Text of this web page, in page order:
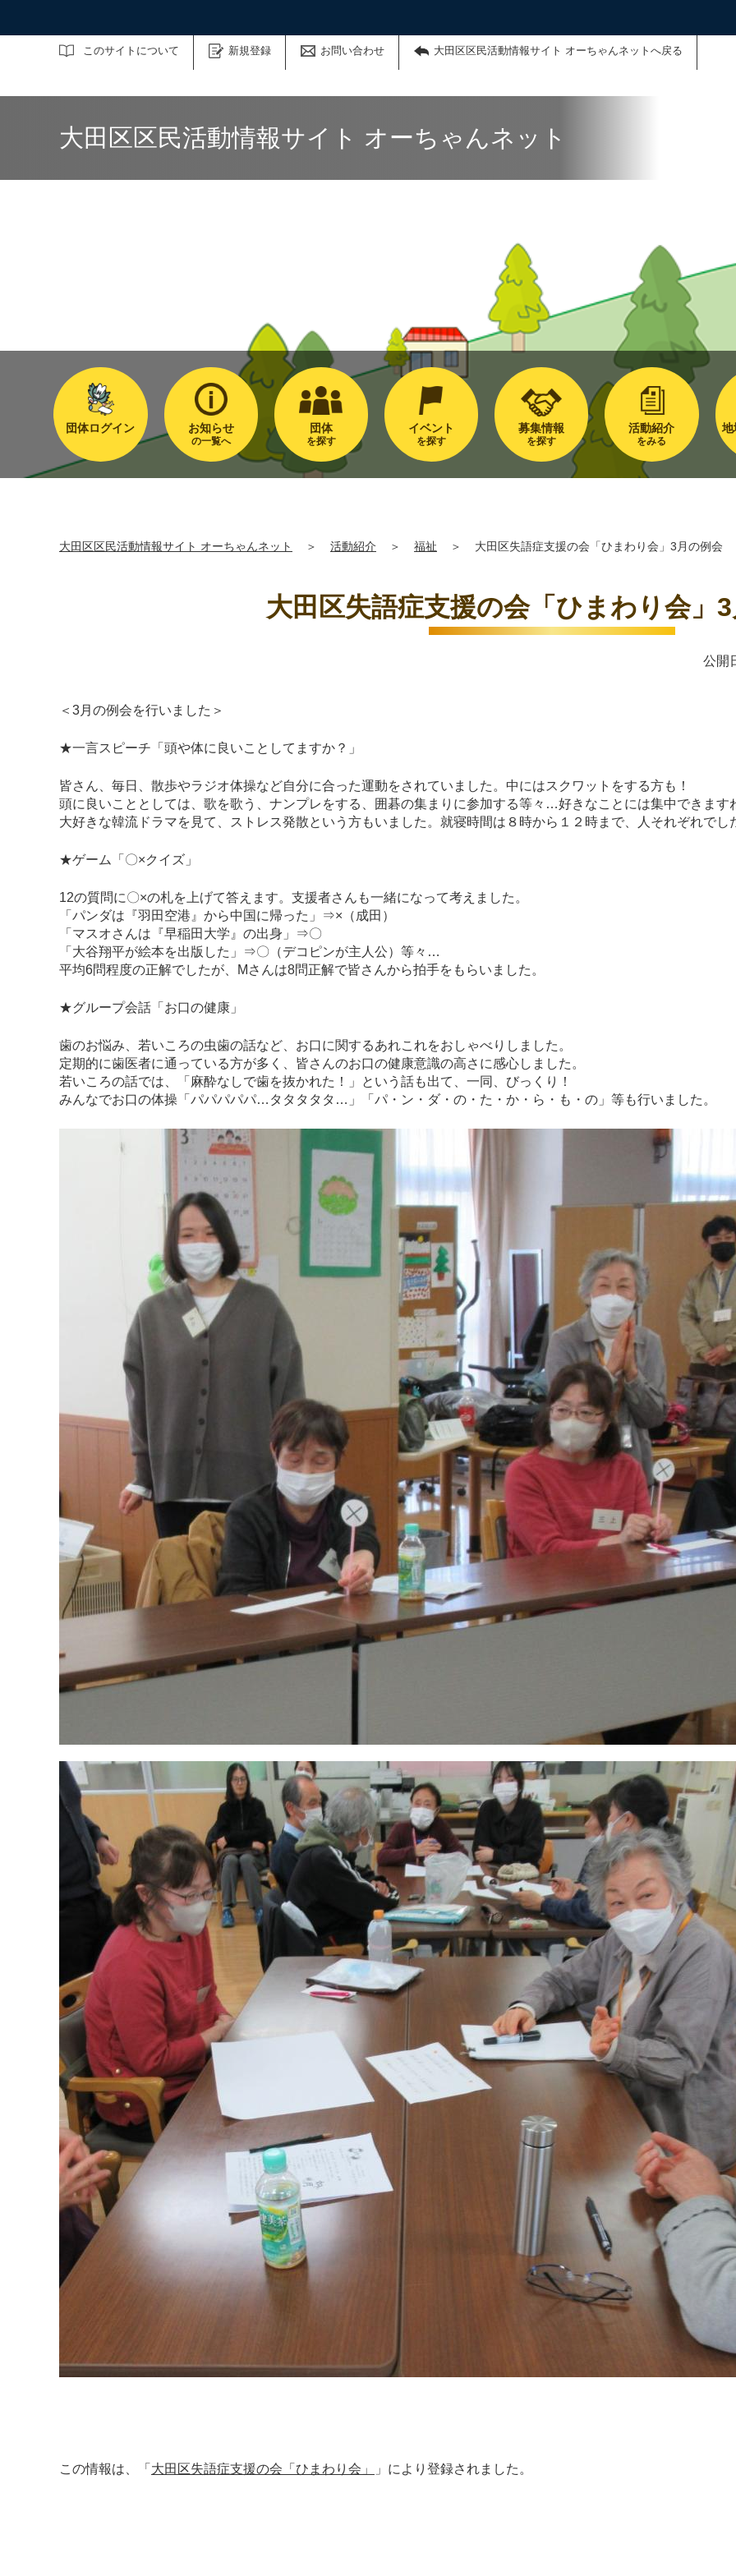
このサイトについて 新規登録 お問い合わせ 大田区区民活動情報サイト オーちゃんネットへ戻る
サイト内検索
大田区区民活動情報サイト オーちゃんネット
団体ログイン お知らせ
の一覧へ
団体
を探す
イベント
を探す
募集情報
を探す
活動紹介
をみる
地
大田区区民活動情報サイト オーちゃんネット ＞ 活動紹介 ＞ 福祉 ＞ 大田区失語症支援の会「ひまわり会」3月の例会
大田区失語症支援の会「ひまわり会」
公開
＜3月の例会を行いました＞
★一言スピーチ「頭や体に良いことしてますか？」
皆さん、毎日、散歩やラジオ体操など自分に合った運動をされていました。中にはスクワットをする方も！
頭に良いこととしては、歌を歌う、ナンプレをする、囲碁の集まりに参加する等々…好きなことには集中できます
大好きな韓流ドラマを見て、ストレス発散という方もいました。就寝時間は８時から１２時まで、人それぞれでし
★ゲーム「〇×クイズ」
12の質問に〇×の札を上げて答えます。支援者さんも一緒になって考えました。
「パンダは『羽田空港』から中国に帰った」⇒×（成田）
「マスオさんは『早稲田大学』の出身」⇒〇
「大谷翔平が絵本を出版した」⇒〇（デコピンが主人公）等々…
平均6問程度の正解でしたが、Mさんは8問正解で皆さんから拍手をもらいました。
★グループ会話「お口の健康」
歯のお悩み、若いころの虫歯の話など、お口に関するあれこれをおしゃべりしました。
定期的に歯医者に通っている方が多く、皆さんのお口の健康意識の高さに感心しました。
若いころの話では、「麻酔なしで歯を抜かれた！」という話も出て、一同、びっくり！
みんなでお口の体操「パパパパパ…タタタタタ…」「パ・ン・ダ・の・た・か・ら・も・の」等も行いました。
この情報は、「 大田区失語症支援の会「ひまわり会」 」により登録されました。